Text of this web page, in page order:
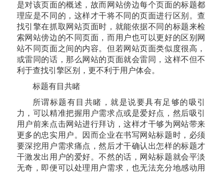
是对该页面的概述，故而网站傍边每个页面的标题都
理应是不同的，这样才干将不同的页面进行区别。查
找引擎在抓取网站页面时，就能依据不同的标题来检
索网站傍边的不同页面，而用户也可以更好的区别网
站不同页面之间的内容。但若网站页面类似度很高，
或雷同的话，那么网站的页面就会雷同，这样不但不
利于查找引擎区别，更不利于用户体会。
标题有目共睹
所谓标题有目共睹，就是说要具有足够的吸引
力，可以精准把握用户需求点或是爱好点，然后吸引
用户前来点击网站进行拜访，这样才干够为网站带来
更多的忠实用户。因而企业在书写网站标题时，必须
要深挖用户需求痛点，然后才干确认出怎样的标题才
干激发出用户的爱好。不然的话，网站标题就会平淡
无奇，即便可以处理用户需求，也无法充分地感动用